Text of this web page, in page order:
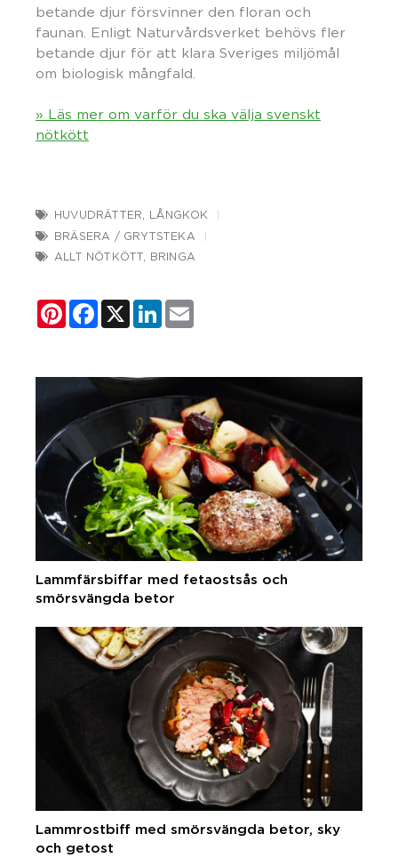
betande djur försvinner den floran och
faunan. Enligt Naturvårdsverket behövs fler
betande djur för att klara Sveriges miljömål
om biologisk mångfald.
» Läs mer om varför du ska välja svenskt
nötkött
HUVUDRÄTTER
LÅNGKOK
BRÄSERA / GRYTSTEKA
ALLT NÖTKÖTT
BRINGA
PinterestFacebook
X LinkedIn
Lammfärsbiffar med fetaostsås och
smörsvängda betor
Lammrostbiff med smörsvängda betor, sky
och getost